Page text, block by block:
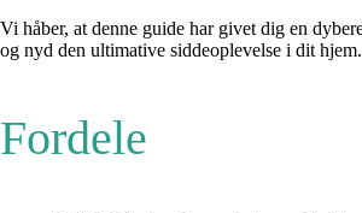
Vi håber, at denne guide har givet dig en
og nyd den ultimative siddeoplevelse i dit hjem.
Fordele